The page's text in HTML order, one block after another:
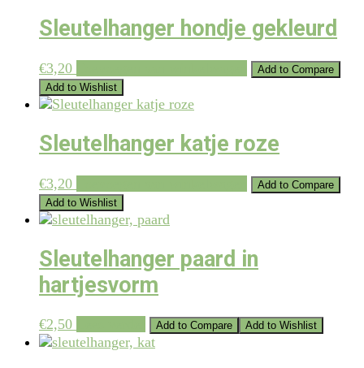
Sleutelhanger hondje gekleurd
€3,20
Add to Compare
Add to Wishlist
Sleutelhanger katje roze
€3,20
Add to Compare
Add to Wishlist
Sleutelhanger paard in
hartjesvorm
€2,50 Add to Compare Add to Wishlist